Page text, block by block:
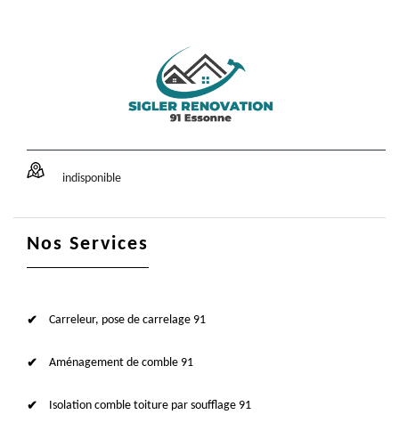
indisponible
Nos Services
Carreleur, pose de carrelage 91
Aménagement de comble 91
Isolation comble toiture par soufflage 91